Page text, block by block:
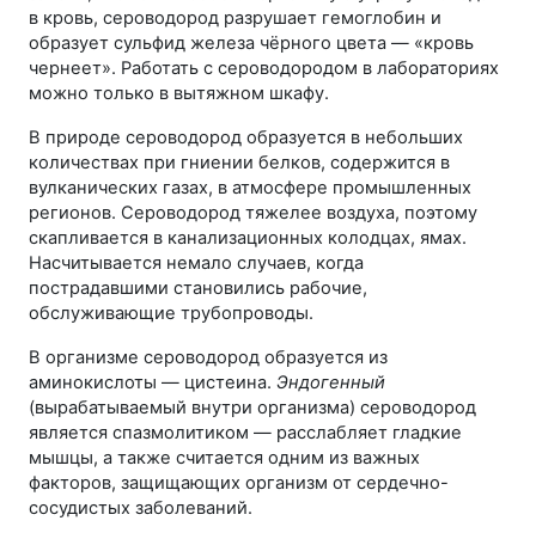
в кровь, сероводород разрушает гемоглобин и
образует сульфид железа чёрного цвета — «кровь
чернеет». Работать с сероводородом в лабораториях
можно только в вытяжном шкафу.
В природе сероводород образуется в небольших
количествах при гниении белков, содержится в
вулканических газах, в атмосфере промышленных
регионов. Сероводород тяжелее воздуха, поэтому
скапливается в канализационных колодцах, ямах.
Насчитывается немало случаев, когда
пострадавшими становились рабочие,
обслуживающие трубопроводы.
В организме сероводород образуется из
аминокислоты — цистеина. Эндогенный
(вырабатываемый внутри организма) сероводород
является спазмолитиком — расслабляет гладкие
мышцы, а также считается одним из важных
факторов, защищающих организм от сердечно-
сосудистых заболеваний.